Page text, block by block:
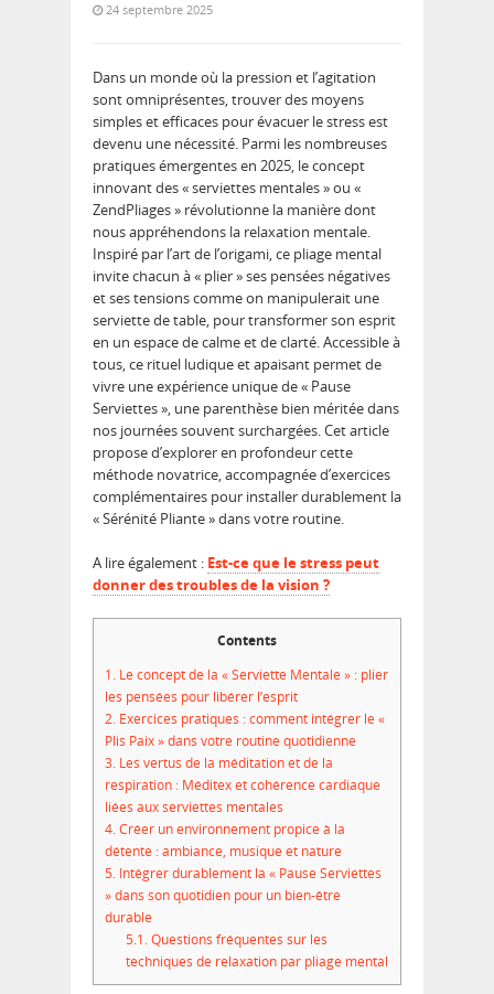
24 septembre 2025
Dans un monde où la pression et l’agitation
sont omniprésentes, trouver des moyens
simples et efficaces pour évacuer le stress est
devenu une nécessité. Parmi les nombreuses
pratiques émergentes en 2025, le concept
innovant des « serviettes mentales » ou «
ZendPliages » révolutionne la manière dont
nous appréhendons la relaxation mentale.
Inspiré par l’art de l’origami, ce pliage mental
invite chacun à « plier » ses pensées négatives
et ses tensions comme on manipulerait une
serviette de table, pour transformer son esprit
en un espace de calme et de clarté. Accessible à
tous, ce rituel ludique et apaisant permet de
vivre une expérience unique de « Pause
Serviettes », une parenthèse bien méritée dans
nos journées souvent surchargées. Cet article
propose d’explorer en profondeur cette
méthode novatrice, accompagnée d’exercices
complémentaires pour installer durablement la
« Sérénité Pliante » dans votre routine.
A lire également : Est-ce que le stress peut
donner des troubles de la vision ?
Contents
1. Le concept de la « Serviette Mentale » : plier
les pensées pour libérer l’esprit
2. Exercices pratiques : comment intégrer le «
Plis Paix » dans votre routine quotidienne
3. Les vertus de la méditation et de la
respiration : Méditex et cohérence cardiaque
liées aux serviettes mentales
4.Créer un environnement propice à la
détente : ambiance, musique et nature
5. Intégrer durablement la « Pause Serviettes
» dans son quotidien pour un bien-être
durable
5.1.Questions fréquentes sur les
techniques de relaxation par pliage mental